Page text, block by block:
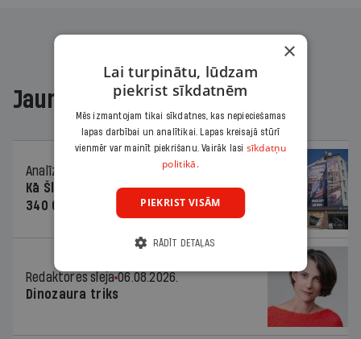
Jaunākajā žurnālā
Analīze
Kā Šlesera partija palika nesodīta par
340 000 vērtu reklāmas kampaņu
Redaktores sleja 06.08.2026.
Dinozaura triks
×
Lai turpinātu, lūdzam
piekrist sīkdatnēm
Mēs izmantojam tikai sīkdatnes, kas nepieciešamas
lapas darbībai un analītikai. Lapas kreisajā stūrī
vienmēr var mainīt piekrišanu. Vairāk lasi sīkdatņu
politikā.
PIEKRIST VISĀM
RĀDĪT DETAĻAS